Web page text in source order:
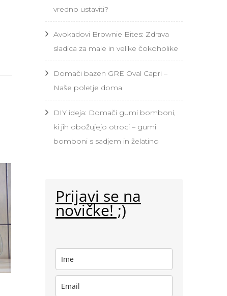
vredno ustaviti?
Avokadovi Brownie Bites: Zdrava
sladica za male in velike čokoholike
Domači bazen GRE Oval Capri –
Naše poletje doma
DIY ideja: Domači gumi bomboni,
ki jih obožujejo otroci – gumi
bomboni s sadjem in želatino
Prijavi se na
novičke! ;)